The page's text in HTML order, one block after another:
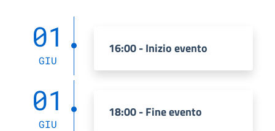
01
GIU
16:00 - Inizio evento
01
GIU
18:00 - Fine evento